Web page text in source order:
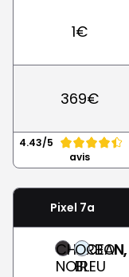
1€
369€
4.43/5
avis
Pixel 7a
CHARBON,
NOIR
OCEAN,
BLEU